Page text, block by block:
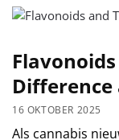
16 OKTOBER 2025
Als cannabis